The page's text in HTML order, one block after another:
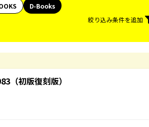
D-Books
絞り込み条件を追加
（初版復刻版）